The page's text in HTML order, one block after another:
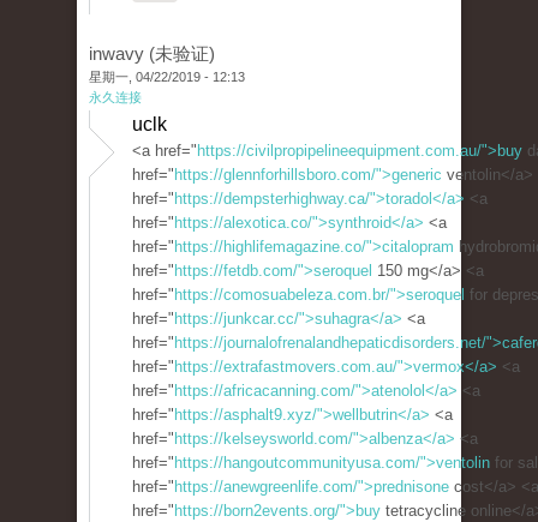
inwavy (未验证)
星期一, 04/22/2019 - 12:13
永久连接
uclk
<a href=" https://civilpropipelineequipment.com.au/">buy
href=" https://glennforhillsboro.com/">generic ventolin</a>
href=" https://dempsterhighway.ca/">toradol</a> <a
href=" https://alexotica.co/">synthroid</a> <a
href=" https://highlifemagazine.co/">citalopram
href=" https://fetdb.com/">seroquel 150 mg</a> <a
href=" https://comosuabeleza.com.br/">seroquel for
href=" https://junkcar.cc/">suhagra</a> <a
href=" https://journalofrenalandhepaticdisorders.net/
href=" https://extrafastmovers.com.au/">vermox</a> <a
href=" https://africacanning.com/">atenolol</a> <a
href=" https://asphalt9.xyz/">wellbutrin</a> <a
href=" https://kelseysworld.com/">albenza</a> <a
href=" https://hangoutcommunityusa.com/">ventolin for
href=" https://anewgreenlife.com/">prednisone cost</a> <a
href=" https://born2events.org/">buy tetracycline online</